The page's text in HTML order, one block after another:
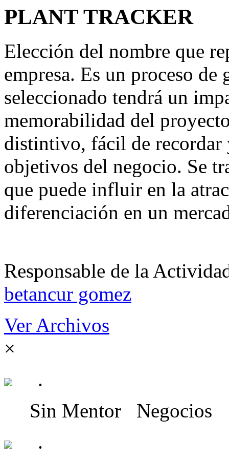
PLANT TRACKER
Elección del nombre que
empresa. Es un proceso
seleccionado tendrá un
memorabilidad del
distintivo, fácil de recordar
objetivos del negocio. Se
que puede influir en la
diferenciación en un
Responsable de la
betancur gomez
Ver Archivos
×
.
Sin Mentor Negocios
.